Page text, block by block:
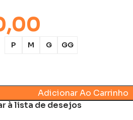
P M G GG
Adicionar Ao Carrinho
à lista de desejos